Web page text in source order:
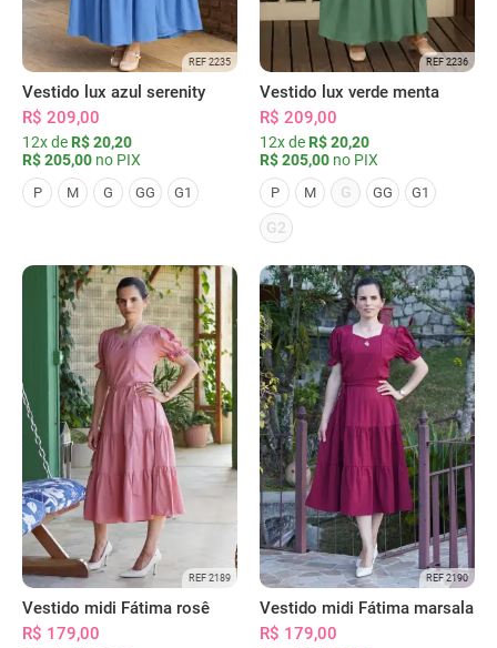
REF 2235
Vestido lux azul serenity
R$ 209,00
12x de R$ 20,20
R$ 205,00 no PIX
P M G GG G1
REF 2236
Vestido lux verde menta
R$ 209,00
12x de R$ 20,20
R$ 205,00 no PIX
P M G GG G1
G2
REF 2189
Vestido midi Fátima rosê
R$ 179,00
REF 2190
Vestido midi Fátima marsala
R$ 179,00